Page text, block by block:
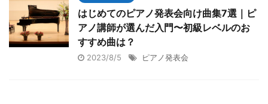
はじめてのピアノ発表会向け曲集7選｜ピ
アノ講師が選んだ入門〜初級レベルのお
すすめ曲は？
2023/8/5 ピアノ発表会